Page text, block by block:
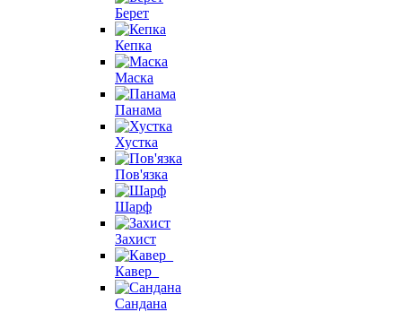
Берет
Кепка
Маска
Панама
Хустка
Пов'язка
Шарф
Захист
Кавер_
Сандана